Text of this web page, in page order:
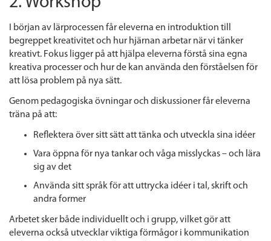
I början av lärprocessen får eleverna en introduktion till
begreppet kreativitet och hur hjärnan arbetar när vi tänker
kreativt. Fokus ligger på att hjälpa eleverna förstå sina egna
kreativa processer och hur de kan använda den förståelsen för
att lösa problem på nya sätt.
Genom pedagogiska övningar och diskussioner får eleverna
träna på att:
Reflektera över sitt sätt att tänka och utveckla sina idéer
Vara öppna för nya tankar och våga misslyckas – och lära
sig av det
Använda sitt språk för att uttrycka idéer i tal, skrift och
andra former
Arbetet sker både individuellt och i grupp, vilket gör att
eleverna också utvecklar viktiga förmågor i kommunikation